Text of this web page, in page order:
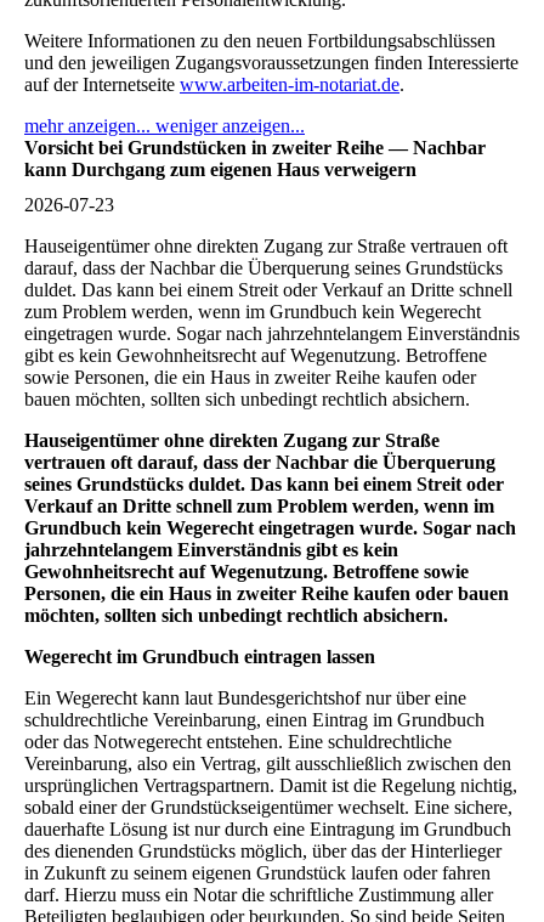
Weitere Informationen zu den neuen Fortbildungsabschlüssen
und den jeweiligen Zugangsvoraussetzungen finden Interessierte
auf der Internetseite www.arbeiten-im-notariat.de.
mehr anzeigen... weniger anzeigen...
Vorsicht bei Grundstücken in zweiter Reihe — Nachbar
kann Durchgang zum eigenen Haus verweigern
2026-07-23
Hauseigentümer ohne direkten Zugang zur Straße vertrauen oft
darauf, dass der Nachbar die Überquerung seines Grundstücks
duldet. Das kann bei einem Streit oder Verkauf an Dritte schnell
zum Problem werden, wenn im Grundbuch kein Wegerecht
eingetragen wurde. Sogar nach jahrzehntelangem Einverständnis
gibt es kein Gewohnheitsrecht auf Wegenutzung. Betroffene
sowie Personen, die ein Haus in zweiter Reihe kaufen oder
bauen möchten, sollten sich unbedingt rechtlich absichern.
Hauseigentümer ohne direkten Zugang zur Straße
vertrauen oft darauf, dass der Nachbar die Überquerung
seines Grundstücks duldet. Das kann bei einem Streit oder
Verkauf an Dritte schnell zum Problem werden, wenn im
Grundbuch kein Wegerecht eingetragen wurde. Sogar nach
jahrzehntelangem Einverständnis gibt es kein
Gewohnheitsrecht auf Wegenutzung. Betroffene sowie
Personen, die ein Haus in zweiter Reihe kaufen oder bauen
möchten, sollten sich unbedingt rechtlich absichern.
Wegerecht im Grundbuch eintragen lassen
Ein Wegerecht kann laut Bundesgerichtshof nur über eine
schuldrechtliche Vereinbarung, einen Eintrag im Grundbuch
oder das Notwegerecht entstehen. Eine schuldrechtliche
Vereinbarung, also ein Vertrag, gilt ausschließlich zwischen den
ursprünglichen Vertragspartnern. Damit ist die Regelung nichtig,
sobald einer der Grundstückseigentümer wechselt. Eine sichere,
dauerhafte Lösung ist nur durch eine Eintragung im Grundbuch
des dienenden Grundstücks möglich, über das der Hinterlieger
in Zukunft zu seinem eigenen Grundstück laufen oder fahren
darf. Hierzu muss ein Notar die schriftliche Zustimmung aller
Beteiligten beglaubigen oder beurkunden. So sind beide Seiten